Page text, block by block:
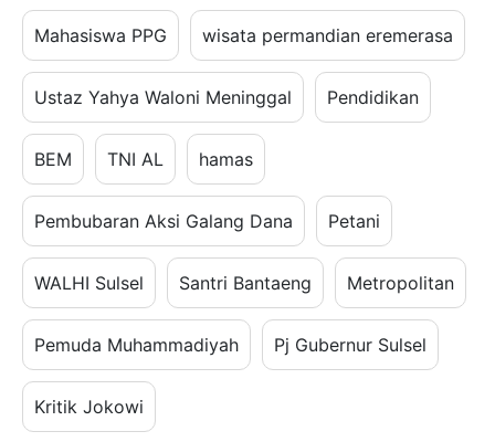
Mahasiswa PPG wisata permandian eremerasa
Ustaz Yahya Waloni Meninggal Pendidikan
BEM TNI AL hamas
Pembubaran Aksi Galang Dana Petani
WALHI Sulsel Santri Bantaeng Metropolitan
Pemuda Muhammadiyah Pj Gubernur Sulsel
Kritik Jokowi